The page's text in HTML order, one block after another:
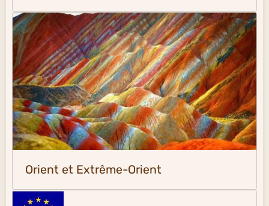
Orient et Extrême-Orient